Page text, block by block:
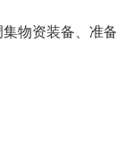
物资装备、准